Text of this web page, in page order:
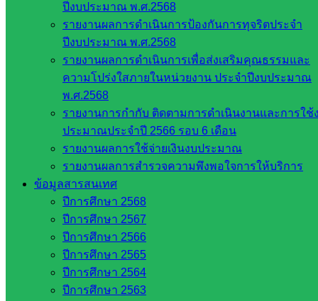
ปีงบประมาณ พ.ศ.2568
รายงานผลการดำเนินการป้องกันการทุจริตประจำ
ปีงบประมาณ พ.ศ.2568
รายงานผลการดำเนินการเพื่อส่งเสริมคุณธรรมและ
ความโปร่งใสภายในหน่วยงาน ประจำปีงบประมาณ
พ.ศ.2568
รายงานการกำกับ ติดตามการดำเนินงานและการใช้
ประมาณประจำปี 2566 รอบ 6 เดือน
รายงานผลการใช้จ่ายเงินงบประมาณ
รายงานผลการสำรวจความพึงพอใจการให้บริการ
ข้อมูลสารสนเทศ
ปีการศึกษา 2568
ปีการศึกษา 2567
ปีการศึกษา 2566
ปีการศึกษา 2565
ปีการศึกษา 2564
ปีการศึกษา 2563
จังหวัด
สระแก้ว
องค์การ
บริหาร
จังหวัด
สระแก้ว
ศึกษาธิการ
จังหวัด
สระแก้ว
สำนักงาน
ส.ก.ส.ค.
จังหวัด
สระแก้ว
สระแก้ว